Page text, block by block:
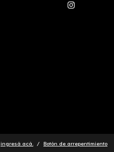
ingresá acá. / Botón de arrepentimiento